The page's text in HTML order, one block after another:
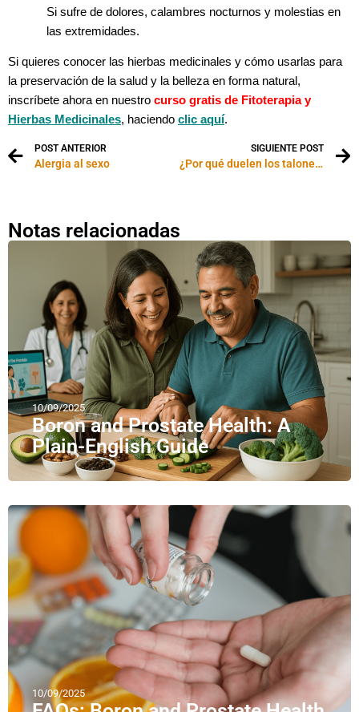
Si sufre de dolores, calambres nocturnos y molestias en
las extremidades.
Si quieres conocer las hierbas medicinales y cómo usarlas para
la preservación de la salud y la belleza en forma natural,
inscríbete ahora en nuestro curso gratis de Fitoterapia y
Hierbas Medicinales, haciendo clic aquí.
POST ANTERIOR
Alergia al sexo
SIGUIENTE POST
¿Por qué duelen los talones?
Notas relacionadas
10/09/2025
Boron and Prostate Health: A
Plain-English Guide
10/09/2025